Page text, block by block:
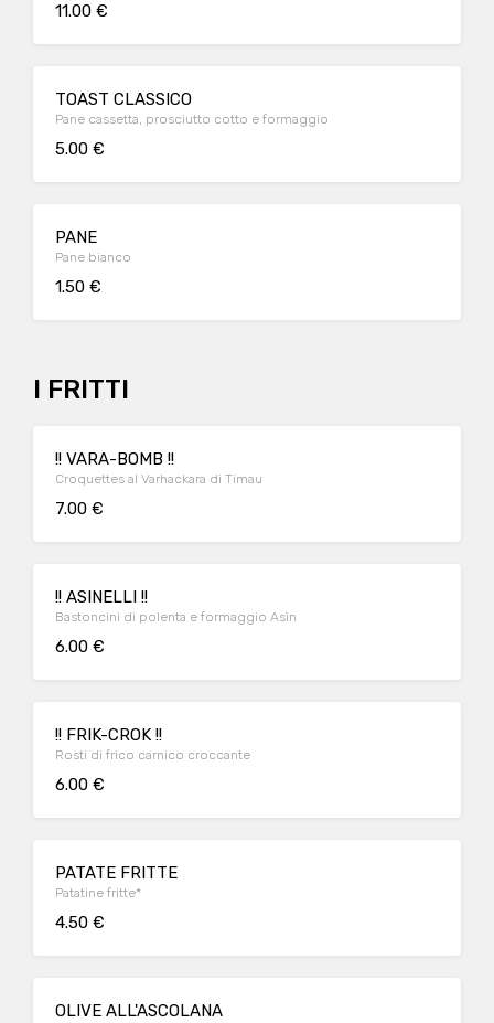
11.00 €
TOAST CLASSICO
Pane cassetta, prosciutto cotto e formaggio
5.00 €
PANE
Pane bianco
1.50 €
I FRITTI
!! VARA-BOMB !!
Croquettes al Varhackara di Timau
7.00 €
!! ASINELLI !!
Bastoncini di polenta e formaggio Asìn
6.00 €
!! FRIK-CROK !!
Rosti di frico carnico croccante
6.00 €
PATATE FRITTE
Patatine fritte*
4.50 €
OLIVE ALL'ASCOLANA